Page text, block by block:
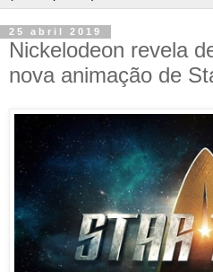
25 abril 2019
Nickelodeon revela
nova animação de